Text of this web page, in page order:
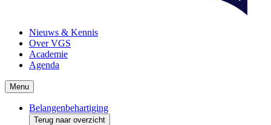
Nieuws & Kennis
Over VGS
Academie
Agenda
Menu
Belangenbehartiging
Terug naar overzicht